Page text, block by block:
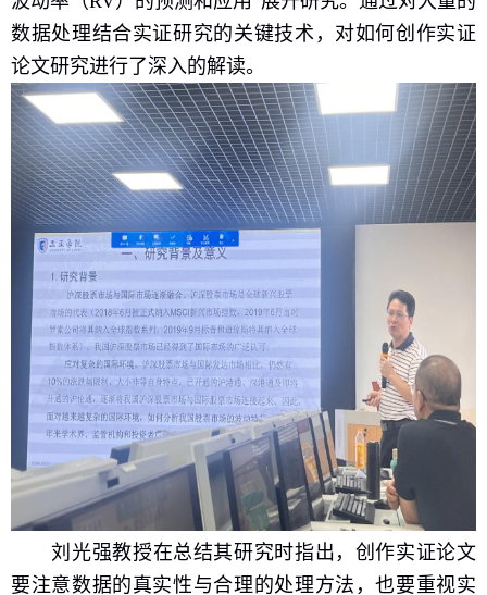
数据处理结合实证研究的关键技术，对如何创作实证
论文研究进行了深入的解读。
刘光强教授在总结其研究时指出， 创作实证论文
要注意数据的真实性与合理的处理方法 ，也要重视实